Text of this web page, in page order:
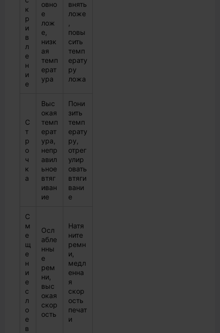
к
р
и
в
л
е
н
и
е
овно
е
лож
е,
низк
ая
темп
ерат
ура
внять
ложе
повы
сить
темп
ерату
ру
ложа
С
т
р
о
ч
к
а
Выс
окая
темп
ерат
ура,
непр
авил
ьное
втяг
иван
ие
Пони
зить
темп
ерату
ру,
отрег
улир
овать
втяги
вани
е
С
м
е
щ
е
н
и
е
с
л
о
е
в
Осл
абле
нны
е
рем
ни,
выс
окая
скор
ость
Натя
ните
ремн
и,
медл
енна
я
скор
ость
печат
и